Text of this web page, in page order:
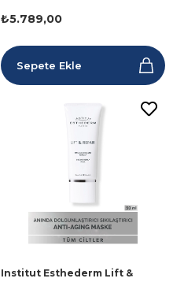
₺5.789,00
Sepete Ekle
Institut Esthederm Lift &